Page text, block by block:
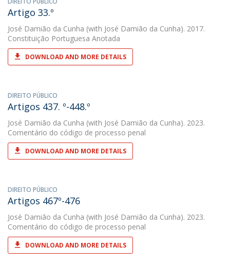
Artigo 33.º
José Damião da Cunha (with José Damião da Cunha). 2017.
Constituição Portuguesa Anotada
DOWNLOAD AND MORE DETAILS
DIREITO PÚBLICO
Artigos 437. º-448.º
José Damião da Cunha (with José Damião da Cunha). 2023.
Comentário do código de processo penal
DOWNLOAD AND MORE DETAILS
DIREITO PÚBLICO
Artigos 467º-476
José Damião da Cunha (with José Damião da Cunha). 2023.
Comentário do código de processo penal
DOWNLOAD AND MORE DETAILS